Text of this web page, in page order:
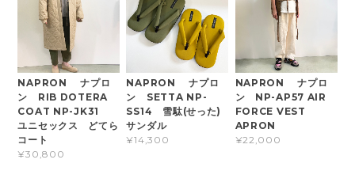
NAPRON ナプロ
ン RIB DOTERA
COAT NP-JK31
ユニセックス どてら
コート
¥30,800
NAPRON ナプロ
ン SETTA NP-
SS14 雪駄(せった)
サンダル
¥14,300
NAPRON ナプロ
ン NP-AP57 AIR
FORCE VEST
APRON
¥22,000